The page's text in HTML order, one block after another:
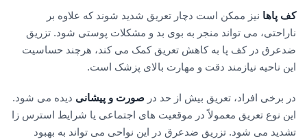
کف پاها نیز ممکن است دچار تعریق شدید شوند که علاوه بر
ناراحتی، می تواند منجر به بوی بد و مشکلات پوستی شود. تزریق
ضدعرق در کف پا به کاهش تعریق کمک می کند، هرچند حساسیت
این ناحیه نیازمند دقت و مهارت بالای پزشک است.
در برخی افراد، تعریق بیش از حد در صورت و پیشانی دیده می شود.
این نوع تعریق معمولاً در موقعیت های اجتماعی یا شرایط استرس زا
تشدید می شود. تزریق ضدعرق در این نواحی می تواند به بهبود